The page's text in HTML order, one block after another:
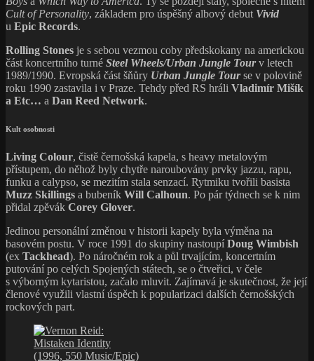
Cult of Personality, základem pro úspěšný albový debut Vivid
u Epic Records.
Rolling Stones je s sebou vezmou coby předskokany na americkou
část koncertního turné Steel Wheels/Urban Jungle Tourv letech
1989/1990. Evropská část šňůry Urban Jungle Tourse v polovině
roku 1990 zastavila i v Praze. Tehdy před RS hráli Vladimír Mišík
a Etc… a Dan Reed Network.
Kult osobnosti
Living Colour, čistě černošská kapela, s heavy metalovým
přístupem, do něhož byly chytře naroubovány prvky jazzu, rapu,
funku a calypso, se mezitím stala senzací. Rytmiku tvořili basista
Muzz Skillings a bubeník Will Calhoun. Po pár týdnech se k nim
přidal zpěvák Corey Glover.
Jedinou personální změnou v historii kapely byla výměna na
basovém postu. V roce 1991 do skupiny nastoupí Doug Wimbish
(ex Tackhead). Po náročném rok a půl trvajícím, koncertním
putování po celých Spojených státech, se o čtveřici, v čele
s výborným kytaristou, začalo mluvit. Zajímavá je skutečnost, že její
členové využili vlastní úspěch k popularizaci dalších černošských
rockových part.